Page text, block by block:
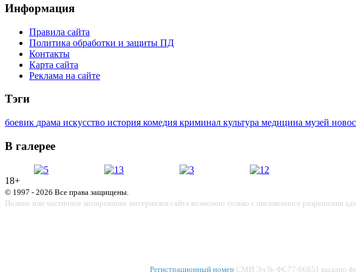
Информация
Правила сайта
Политика обработки и защиты ПД
Контакты
Карта сайта
Реклама на сайте
Тэги
боевик драма искусство история комедия криминал культура медицина музей
В галерее
18+
© 1997 - 2026 Все права защищены.
Полное или частичное копирование материалов сайта возможно только с письменного разрешения
Регистрационный номер СМИ Эл № ФС77-66851 выдано